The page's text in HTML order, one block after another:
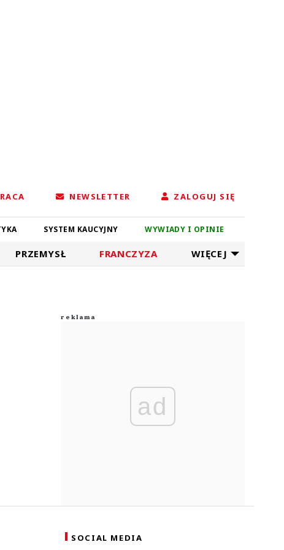
NEWSLETTER ZALOGUJ SIĘ
SYSTEM KAUCYJNY WYWIADY I OPINIE
PRZEMYSŁ FRANCZYZA WIĘCEJ
ad
SOCIAL MEDIA